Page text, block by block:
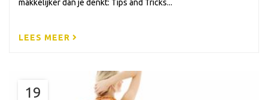
makkelijker dan je denkt: Tips and Tricks...
LEES MEER
19